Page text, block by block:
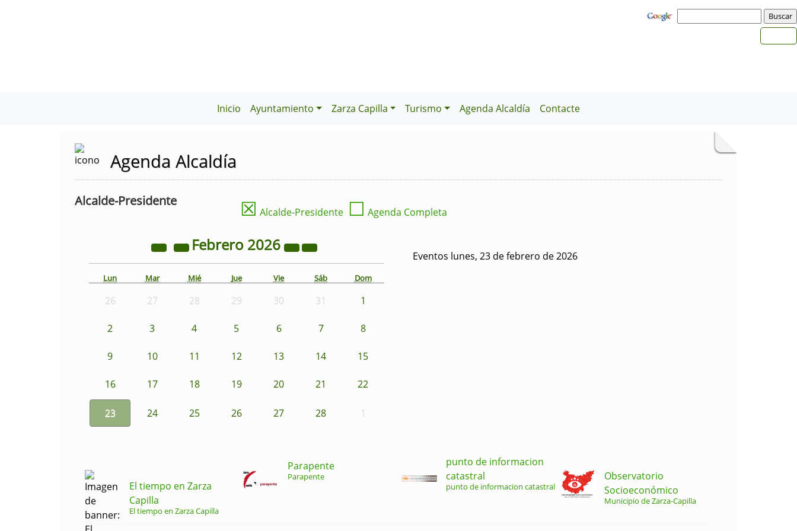
Inicio Ayuntamiento Zarza Capilla Turismo Agenda Alcaldía Contacte
Agenda Alcaldía
Alcalde-Presidente ☒ Alcalde-Presidente ☐ Agenda Completa
Febrero 2026
Lun Mar Mié Jue Vie Sáb Dom
26 27 28 29 30 31 1
2 3 4 5 6 7 8
9 10 11 12 13 14 15
16 17 18 19 20 21 22
23 24 25 26 27 28 1
Eventos lunes, 23 de febrero de 2026
El tiempo en Zarza
Capilla
El tiempo en Zarza Capilla
Parapente
Parapente
punto de informacion
catastral
punto de informacion catastral
Observatorio
Socioeconómico
Municipio de Zarza-Capilla